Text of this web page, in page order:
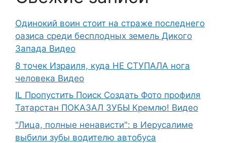
Одинокий воин стоит на страже последнего
оазиса среди бесплодных земель Дикого
Запада Видео
8 точек Израиля, куда НЕ СТУПАЛА нога
человека Видео
IL Пропустить Поиск Создать Фото профиля
Татарстан ПОКАЗАЛ ЗУБЫ Кремлю! Видео
"Лица, полные ненависти": в Иерусалиме
выбили зубы водителю автобуса